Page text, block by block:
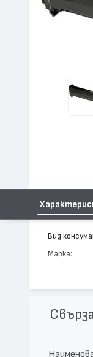
Вид
Марка:
Цвят:
Капацитет: